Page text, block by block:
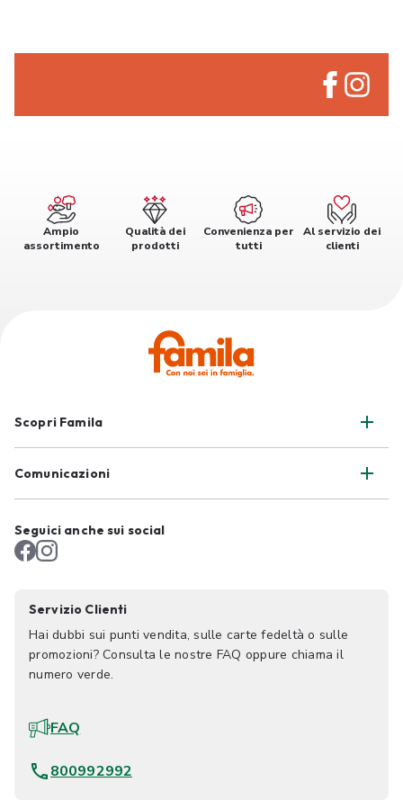
Ampio
assortimento
Qualità dei
prodotti
Convenienza per
tutti
Al servizio dei
clienti
Scopri Famila
Comunicazioni
Seguici anche sui social
Servizio Clienti
Hai dubbi sui punti vendita, sulle carte fedeltà o sulle
promozioni? Consulta le nostre FAQ oppure chiama il
numero verde.
FAQ
800992992